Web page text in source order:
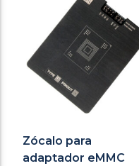
Zócalo para
adaptador eMMC